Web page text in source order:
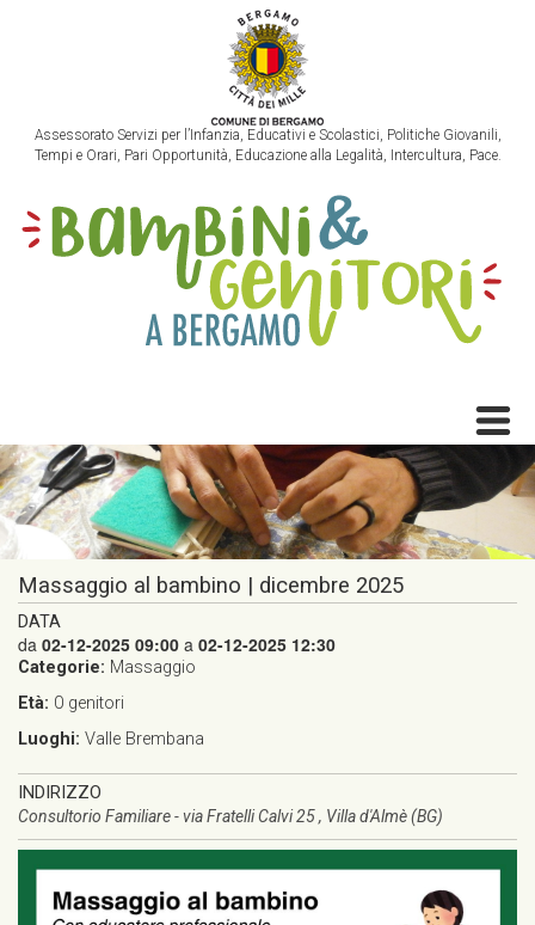
Assessorato Servizi per l’Infanzia, Educativi e Scolastici, Politiche Giovanili,
Tempi e Orari, Pari Opportunità, Educazione alla Legalità, Intercultura, Pace.
Massaggio al bambino | dicembre 2025
DATA
da 02-12-2025 09:00 a 02-12-2025 12:30
Categorie: Massaggio
Età: 0 genitori
Luoghi: Valle Brembana
INDIRIZZO
Consultorio Familiare - via Fratelli Calvi 25 , Villa d'Almè (BG)